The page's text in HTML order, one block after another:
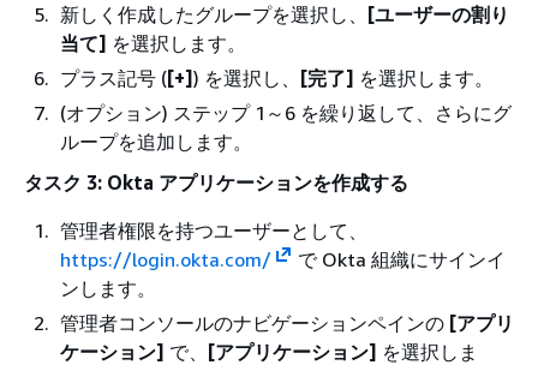
新しく作成したグループを選択し、 [ユーザーの割り
当て] を選択します。
プラス記号 ([+]) を選択し、 [完了] を選択します。
(オプション) ステップ 1～6 を繰り返して、さらにグ
ループを追加します。
タスク 3: Okta アプリケーションを作成する
管理者権限を持つユーザーとして、
https://login.okta.com/
で Okta 組織にサインイ
ンします。
管理者コンソールのナビゲーションペインの [アプリ
ケーション] で、 [アプリケーション] を選択しま